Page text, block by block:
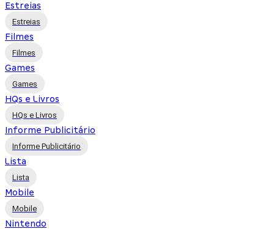
Estreias
Estreias
Filmes
Filmes
Games
Games
HQs e Livros
HQs e Livros
Informe Publicitário
Informe Publicitário
Lista
Lista
Mobile
Mobile
Nintendo